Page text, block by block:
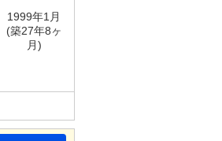
1999年1月
(築27年8ヶ
月)